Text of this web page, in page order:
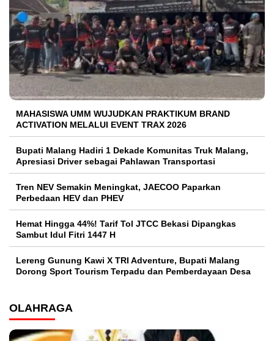
MAHASISWA UMM WUJUDKAN PRAKTIKUM BRAND
ACTIVATION MELALUI EVENT TRAX 2026
Bupati Malang Hadiri 1 Dekade Komunitas Truk Malang,
Apresiasi Driver sebagai Pahlawan Transportasi
Tren NEV Semakin Meningkat, JAECOO Paparkan
Perbedaan HEV dan PHEV
Hemat Hingga 44%! Tarif Tol JTCC Bekasi Dipangkas
Sambut Idul Fitri 1447 H
Lereng Gunung Kawi X TRI Adventure, Bupati Malang
Dorong Sport Tourism Terpadu dan Pemberdayaan Desa
OLAHRAGA